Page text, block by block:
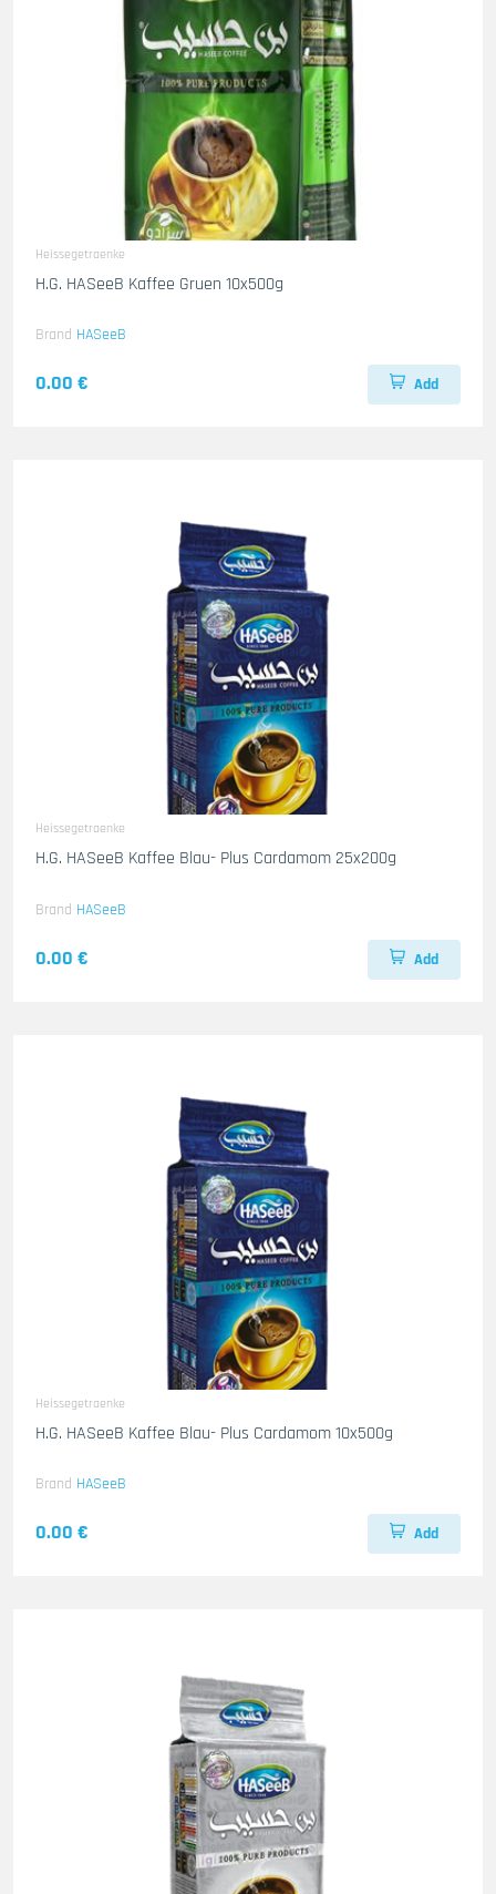
Heissegetraenke
H.G. HASeeB Kaffee Gruen 10x500g
Brand HASeeB
0.00 € Add
Heissegetraenke
H.G. HASeeB Kaffee Blau- Plus Cardamom 25x200g
Brand HASeeB
0.00 € Add
Heissegetraenke
H.G. HASeeB Kaffee Blau- Plus Cardamom 10x500g
Brand HASeeB
0.00 € Add